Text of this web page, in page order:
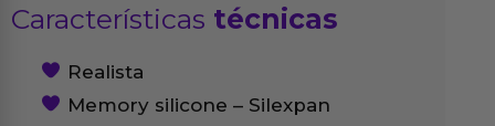
Características técnicas
Realista
Memory silicone – Silexpan